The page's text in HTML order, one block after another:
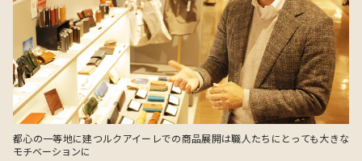
都心の一等地に建つルクアイーレでの商品展開は職人たちにとっても大きな
モチベーションに